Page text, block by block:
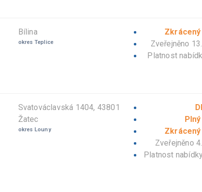
Bílina
okres Teplice
Zveřejněno
Platnost
Svatováclavská 1404, 43801
Žatec
okres Louny
Zveřejněno
Platnost